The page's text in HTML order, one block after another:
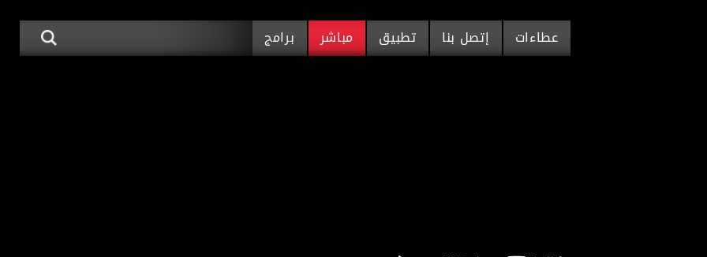
عطاءات إتصل بنا تطبيق مباشر برامج